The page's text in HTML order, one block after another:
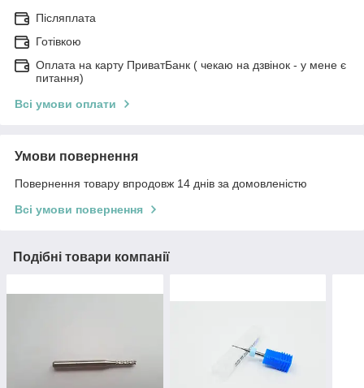
Післяплата
Готівкою
Оплата на карту ПриватБанк ( чекаю на дзвінок - у мене є
питання)
Всі умови оплати
Умови повернення
Повернення товару впродовж 14 днів за домовленістю
Всі умови повернення
Подібні товари компанії